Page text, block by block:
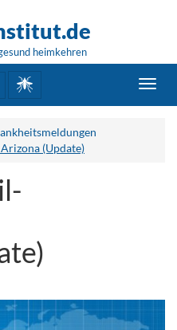
heimkehren
(Update)